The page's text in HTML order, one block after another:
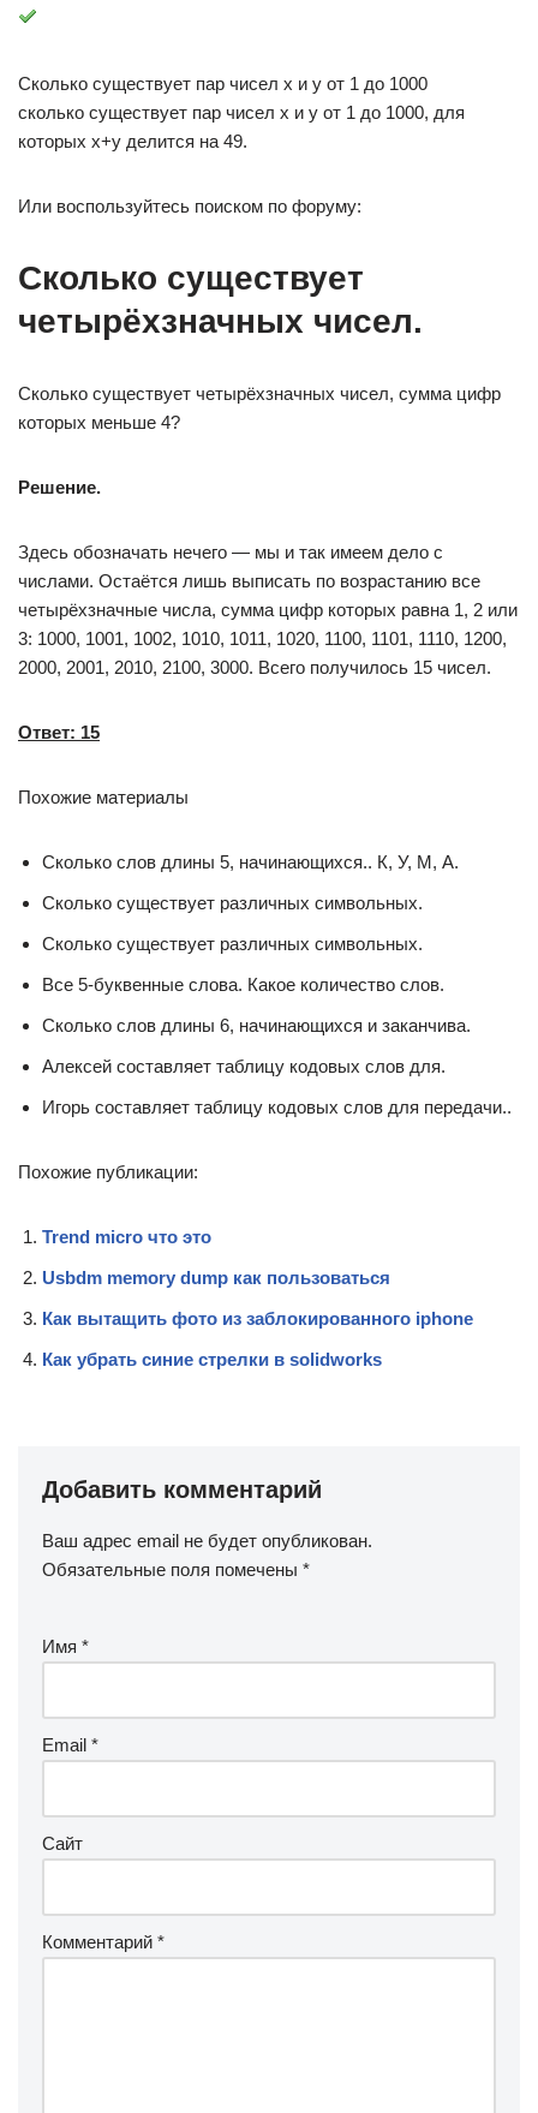
Сколько существует пар чисел х и у от 1 до 1000
сколько существует пар чисел х и у от 1 до 1000, для
которых х+у делится на 49.
Или воспользуйтесь поиском по форуму:
Сколько существует
четырёхзначных чисел.
Сколько существует четырёхзначных чисел, сумма цифр
которых меньше 4?
Решение.
Здесь обозначать нечего — мы и так имеем дело с
числами. Остаётся лишь выписать по возрастанию все
четырёхзначные числа, сумма цифр которых равна 1, 2 или
3: 1000, 1001, 1002, 1010, 1011, 1020, 1100, 1101, 1110, 1200,
2000, 2001, 2010, 2100, 3000. Всего получилось 15 чисел.
Ответ: 15
Похожие материалы
Сколько слов длины 5, начинающихся.. К, У, М, А.
Сколько существует различных символьных.
Сколько существует различных символьных.
Все 5-буквенные слова. Какое количество слов.
Сколько слов длины 6, начинающихся и заканчива.
Алексей составляет таблицу кодовых слов для.
Игорь составляет таблицу кодовых слов для передачи..
Похожие публикации:
Trend micro что это
Usbdm memory dump как пользоваться
Как вытащить фото из заблокированного iphone
Как убрать синие стрелки в solidworks
Добавить комментарий
Ваш адрес email не будет опубликован.
Обязательные поля помечены *
Имя *
Email *
Сайт
Комментарий *